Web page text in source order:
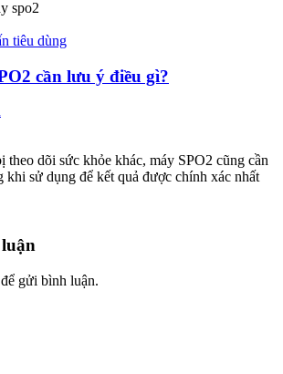
tiêu dùng
cần lưu ý điều gì?
theo dõi sức khỏe khác, máy SPO2 cũng cần
sử dụng để kết quả được chính xác nhất
để gửi bình luận.